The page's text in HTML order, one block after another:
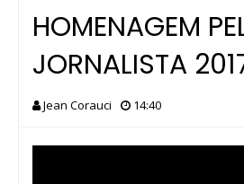
HOMENAGEM
JORNALISTA
Jean Corauci 14:40